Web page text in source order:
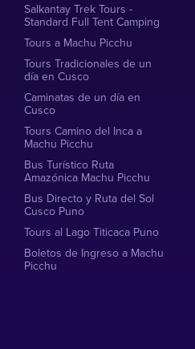
Salkantay Trek Tours -
Standard Full Tent Camping
Tours a Machu Picchu
Tours Tradicionales de un
día en Cusco
Caminatas de un día en
Cusco
Tours Camino del Inca a
Machu Picchu
Bus Turístico Ruta
Amazónica Machu Picchu
Bus Directo y Ruta del Sol
Cusco Puno
Tours al Lago Titicaca Puno
Boletos de Ingreso a Machu
Picchu